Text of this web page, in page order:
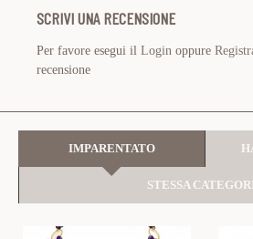
SCRIVI UNA RECENSIONE
Per favore esegui il Login oppure
recensione
IMPARENTATO
STESSA